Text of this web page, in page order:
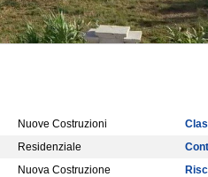
Nuove Costruzioni
Residenziale
Nuova Costruzione